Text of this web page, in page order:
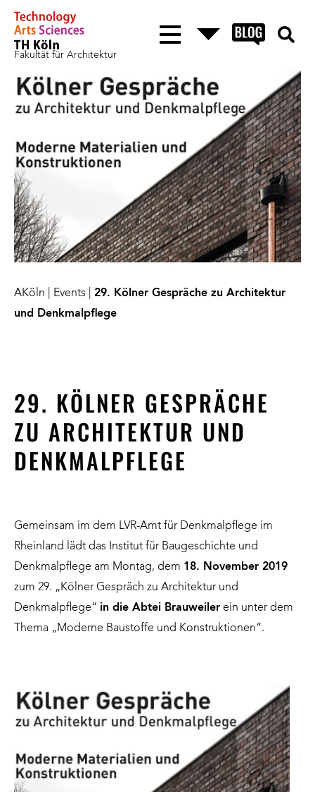
Fakultät für Architektur
AKöln Events
29. Kölner Gespräche zu Architektur
und Denkmalpflege
29. KÖLNER GESPRÄCHE
ZU ARCHITEKTUR UND
DENKMALPFLEGE
Gemeinsam im dem LVR-Amt für Denkmalpflege im
Rheinland lädt das Institut für Baugeschichte und
Denkmalpflege am Montag, dem 18. November 2019
zum 29. „Kölner Gespräch zu Architektur und
Denkmalpflege“ in die Abtei Brauweiler ein unter dem
Thema „Moderne Baustoffe und Konstruktionen“.